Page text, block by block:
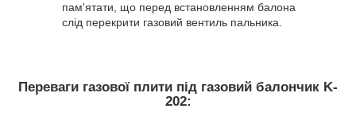
пам'ятати, що перед встановленням балона
слід перекрити газовий вентиль пальника.
Переваги газової плити під газовий балончик K-
202: